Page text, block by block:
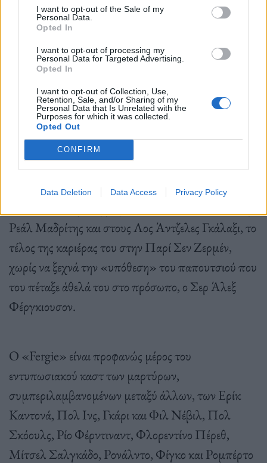
I want to opt-out of the Sale of my
Personal Data.
Opted In
I want to opt-out of processing my
Personal Data for Targeted Advertising.
Opted In
I want to opt-out of Collection, Use,
Retention, Sale, and/or Sharing of my
Personal Data that Is Unrelated with the
Purposes for which it was collected.
Opted Out
CONFIRM
Data Deletion Data Access Privacy Policy
ημέρες. Η Βικτώρια ήταν σαν… Μπανγκ!…
Αμέσως έτοιμη»…
Στα τέσσερα επεισόδια, γίνεται πολύς λόγος για το
ποδόσφαιρο, από την στιγμή που έκανε αισθητή την
παρουσία του ο Ντέιβιντ Μπέκαμ με το περίφημο
γκολ από την μεσαία γραμμή εναντίον της
Γουίμπλεντον το 1996.
Ρεάλ Μαδρίτης και στους Λος Άντζελες Γκάλαξι, το
τέλος της καριέρας του στην Παρί Σεν Ζερμέν,
χωρίς να ξεχνά την «υπόθεση» του παπουτσιού που
του πέταξε άθελά του στο πρόσωπο, ο Σερ Άλεξ
Φέργκιουσον.
Ο «Fergie» είναι προφανώς μέρος του
εντυπωσιακού καστ των μαρτύρων,
συμπεριλαμβανομένων μεταξύ άλλων, των Ερίκ
Καντονά, Πολ Ινς, Γκάρι και Φιλ Νέβιλ, Πολ
Σκόουλς, Ρίο Φέρντιναντ, Φλορεντίνο Πέρεθ,
Μίτσελ Σαλγκάδο, Ρονάλντο, Φίγκο και Ρομπέρτο